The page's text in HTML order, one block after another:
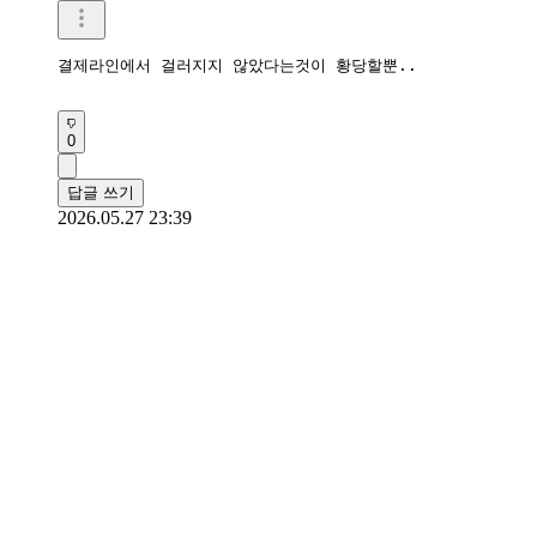
결제라인에서 걸러지지 않았다는것이 황당할뿐..
0
답글 쓰기
2026.05.27 23:39